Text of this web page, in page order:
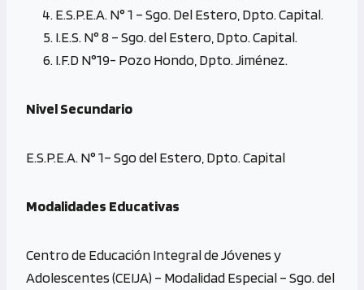
E.S.P.E.A. N° 1 – Sgo. Del Estero, Dpto. Capital.
I.E.S. N° 8 – Sgo. del Estero, Dpto. Capital.
I.F.D N°19- Pozo Hondo, Dpto. Jiménez.
Nivel Secundario
E.S.P.E.A. N° 1– Sgo del Estero, Dpto. Capital
Modalidades Educativas
Centro de Educación Integral de Jóvenes y
Adolescentes (CEIJA) – Modalidad Especial – Sgo. del